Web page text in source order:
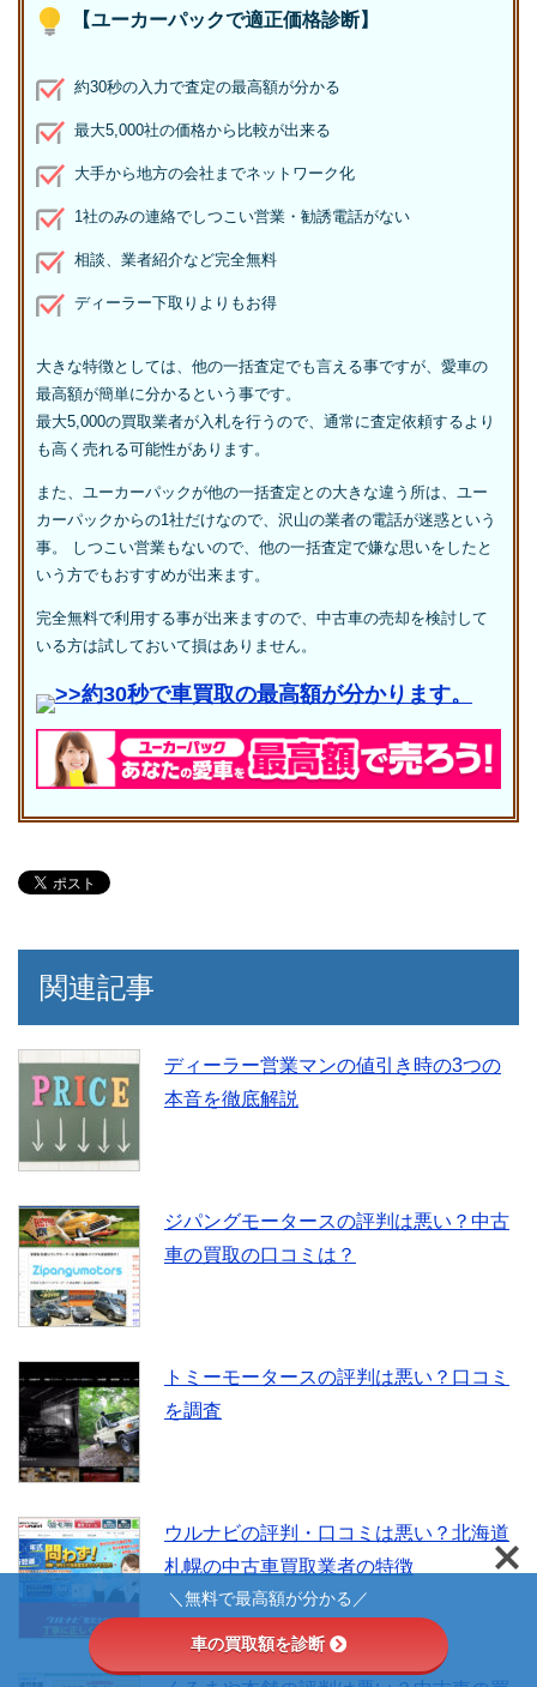
【ユーカーパックで適正価格診断】
約30秒の入力で査定の最高額が分かる
最大5,000社の価格から比較が出来る
大手から地方の会社までネットワーク化
1社のみの連絡でしつこい営業・勧誘電話がない
相談、業者紹介など完全無料
ディーラー下取りよりもお得
大きな特徴としては、他の一括査定でも言える事ですが、愛車の
最高額が簡単に分かるという事です。
最大5,000の買取業者が入札を行うので、通常に査定依頼するより
も高く売れる可能性があります。
また、ユーカーパックが他の一括査定との大きな違う所は、ユー
カーパックからの1社だけなので、沢山の業者の電話が迷惑という
事。 しつこい営業もないので、他の一括査定で嫌な思いをしたと
いう方でもおすすめが出来ます。
完全無料で利用する事が出来ますので、中古車の売却を検討して
いる方は試しておいて損はありません。
>>約30秒で車買取の最高額が分かります。
関連記事
ディーラー営業マンの値引き時の3つの
本音を徹底解説
ジパングモータースの評判は悪い？中古
車の買取の口コミは？
トミーモータースの評判は悪い？口コミ
を調査
ウルナビの評判・口コミは悪い？北海道
札幌の中古車買取業者の特徴
＼無料で最高額が分かる／
車の買取額を診断